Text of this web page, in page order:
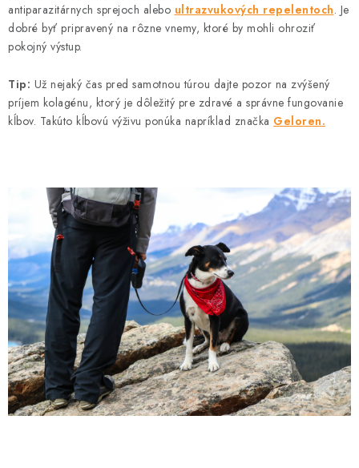
Kontakty Predajňa Útulky Bonusový program
antiparazitárnych sprejoch alebo ultrazvukových repelentoch. Je
dobré byť pripravený na rôzne vnemy, ktoré by mohli ohroziť
pokojný výstup.
Tip: Už nejaký čas pred samotnou túrou dajte pozor na zvýšený
príjem kolagénu, ktorý je dôležitý pre zdravé a správne fungovanie
kĺbov. Takúto kĺbovú výživu ponúka napríklad značka Geloren.